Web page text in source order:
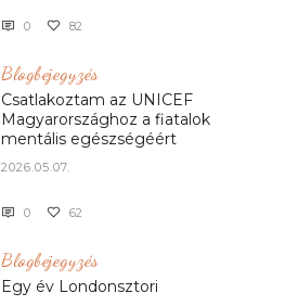
0 82
Blogbejegyzés
Csatlakoztam az UNICEF
Magyarországhoz a fiatalok
mentális egészségéért
2026.05.07.
0 62
Blogbejegyzés
Egy év Londonsztori